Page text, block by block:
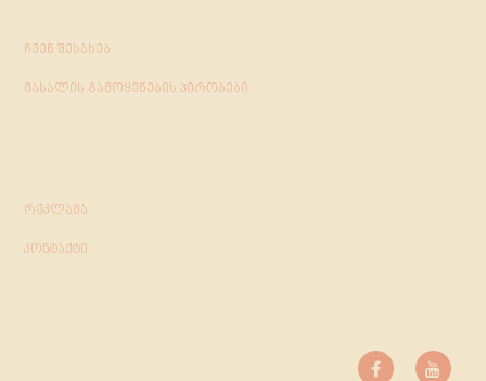
ჩვენ შესახებ
მასალის გამოყენების პირობები
რეკლამა
კონტაქტი